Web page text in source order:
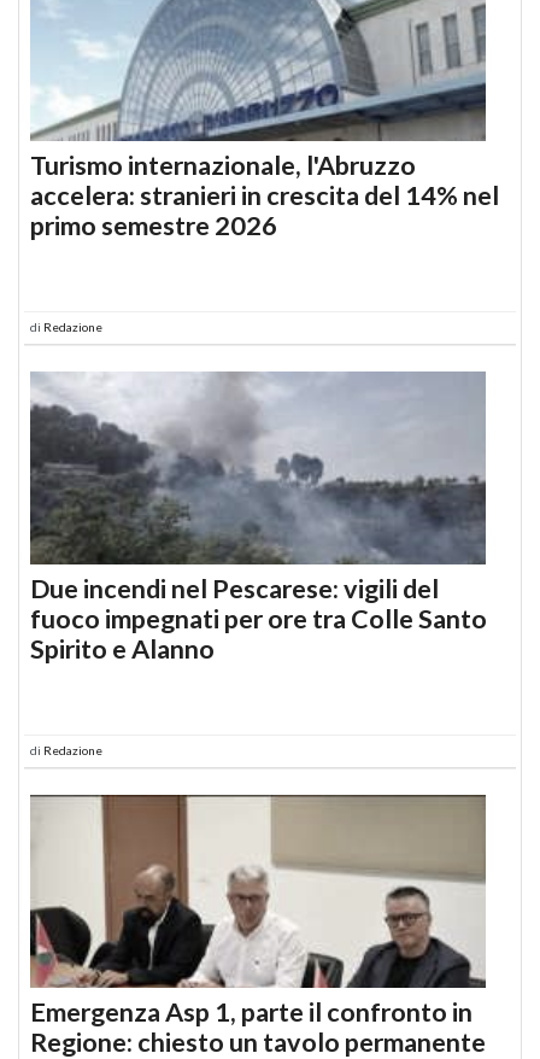
Turismo internazionale, l'Abruzzo
accelera: stranieri in crescita del 14% nel
primo semestre 2026
di Redazione
Due incendi nel Pescarese: vigili del
fuoco impegnati per ore tra Colle Santo
Spirito e Alanno
di Redazione
Emergenza Asp 1, parte il confronto in
Regione: chiesto un tavolo permanente